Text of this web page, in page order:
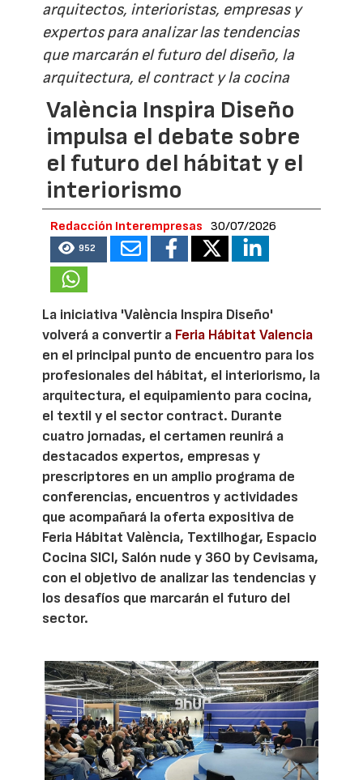
arquitectos, interioristas, empresas y
expertos para analizar las tendencias
que marcarán el futuro del diseño, la
arquitectura, el contract y la cocina
València Inspira Diseño
impulsa el debate sobre
el futuro del hábitat y el
interiorismo
Redacción Interempresas 30/07/2026
952
La iniciativa 'València Inspira Diseño'
volverá a convertir a Feria Hábitat Valencia
en el principal punto de encuentro para los
profesionales del hábitat, el interiorismo, la
arquitectura, el equipamiento para cocina,
el textil y el sector contract. Durante
cuatro jornadas, el certamen reunirá a
destacados expertos, empresas y
prescriptores en un amplio programa de
conferencias, encuentros y actividades
que acompañará la oferta expositiva de
Feria Hábitat València, Textilhogar, Espacio
Cocina SICI, Salón nude y 360 by Cevisama,
con el objetivo de analizar las tendencias y
los desafíos que marcarán el futuro del
sector.